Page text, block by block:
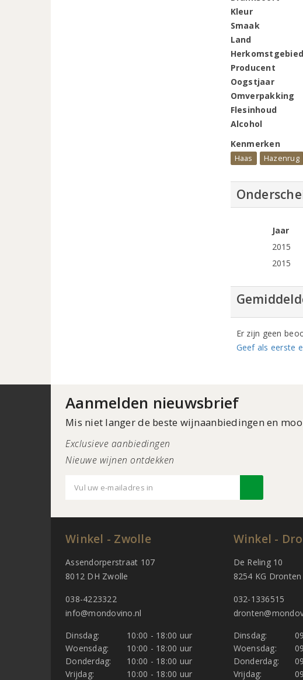
Kleur
Smaak
Land
Herkomstgebied
Producent
Oogstjaar
Omverpakking
Flesinhoud
Alcohol
Kenmerken
Haas Hazenrug
Jaar
2015
2015
Er zijn geen
Geef als eerste
Aanmelden nieuwsbrief
Mis niet langer de beste wijnaanbiedingen en
Exclusieve aanbiedingen
Nieuwe wijnen ontdekken
Winkel - Zwolle
Assendorperstraat 107
8012 DH Zwolle
038-4223322
info@mondovino.nl
Dinsdag:
10:00 - 18:00 uur
Woensdag:
10:00 - 18:00 uur
Donderdag:
10:00 - 18:00 uur
Vrijdag:
10:00 - 18:00 uur
Winkel -
De Reling 10
8254 KG Dronten
032-1336515
Dinsdag:
Woensdag:
Donderdag:
Vrijdag: